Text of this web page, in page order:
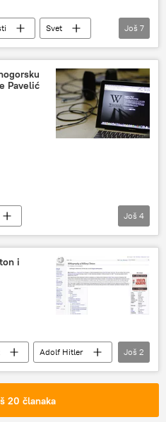
Svet
botovi
Još 7
Pavelić
Gora
igre bez granica
Još 4
i
Adolf Hitler
Još 2
20 članaka